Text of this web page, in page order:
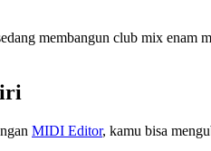
membangun club mix enam
MIDI Editor, kamu bisa